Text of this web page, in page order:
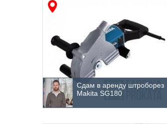
Сдам в аренду штроборез
Makita SG180